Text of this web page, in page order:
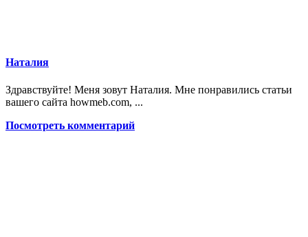
Наталия
Здравствуйте! Меня зовут Наталия. Мне понравились статьи
вашего сайта howmeb.com, ...
Посмотреть комментарий